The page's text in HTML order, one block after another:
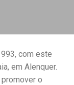
com este
em Alenquer.
o